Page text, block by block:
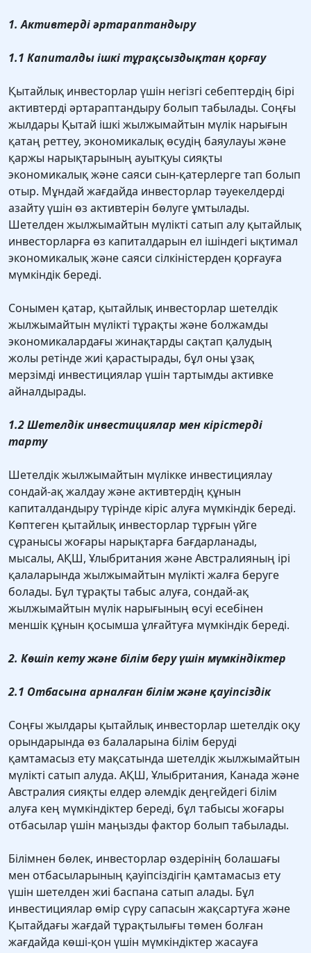
1. Активтерді әртараптандыру
1.1 Капиталды ішкі тұрақсыздықтан қорғау
Қытайлық инвесторлар үшін негізгі себептердің бірі
активтерді әртараптандыру болып табылады. Соңғы
жылдары Қытай ішкі жылжымайтын мүлік нарығын
қатаң реттеу, экономикалық өсудің баяулауы және
қаржы нарықтарының ауытқуы сияқты
экономикалық және саяси сын-қатерлерге тап болып
отыр. Мұндай жағдайда инвесторлар тәуекелдерді
азайту үшін өз активтерін бөлуге ұмтылады.
Шетелден жылжымайтын мүлікті сатып алу қытайлық
инвесторларға өз капиталдарын ел ішіндегі ықтимал
экономикалық және саяси сілкіністерден қорғауға
мүмкіндік береді.
Сонымен қатар, қытайлық инвесторлар шетелдік
жылжымайтын мүлікті тұрақты және болжамды
экономикалардағы жинақтарды сақтап қалудың
жолы ретінде жиі қарастырады, бұл оны ұзақ
мерзімді инвестициялар үшін тартымды активке
айналдырады.
1.2 Шетелдік инвестициялар мен кірістерді
тарту
Шетелдік жылжымайтын мүлікке инвестициялау
сондай-ақ жалдау және активтердің құнын
капиталдандыру түрінде кіріс алуға мүмкіндік береді.
Көптеген қытайлық инвесторлар тұрғын үйге
сұранысы жоғары нарықтарға бағдарланады,
мысалы, АҚШ, Ұлыбритания және Австралияның ірі
қалаларында жылжымайтын мүлікті жалға беруге
болады. Бұл тұрақты табыс алуға, сондай-ақ
жылжымайтын мүлік нарығының өсуі есебінен
меншік құнын қосымша ұлғайтуға мүмкіндік береді.
2. Көшіп кету және білім беру үшін мүмкіндіктер
2.1 Отбасына арналған білім және қауіпсіздік
Соңғы жылдары қытайлық инвесторлар шетелдiк оқу
орындарында өз балаларына бiлiм берудi
қамтамасыз ету мақсатында шетелдiк жылжымайтын
мүлiктi сатып алуда. АҚШ, Ұлыбритания, Канада және
Австралия сияқты елдер әлемдік деңгейдегі білім
алуға кең мүмкіндіктер береді, бұл табысы жоғары
отбасылар үшін маңызды фактор болып табылады.
Білімнен бөлек, инвесторлар өздерінің болашағы
мен отбасыларының қауіпсіздігін қамтамасыз ету
үшін шетелден жиі баспана сатып алады. Бұл
инвестициялар өмір сүру сапасын жақсартуға және
Қытайдағы жағдай тұрақтылығы төмен болған
жағдайда көші-қон үшін мүмкіндіктер жасауға